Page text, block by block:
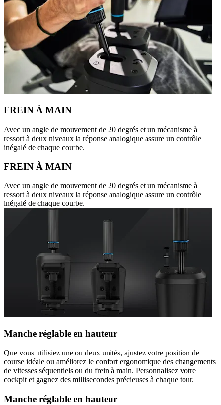
FREIN À MAIN
Avec un angle de mouvement de 20 degrés et un mécanisme à
ressort à deux niveaux la réponse analogique assure un contrôle
inégalé de chaque courbe.
FREIN À MAIN
Avec un angle de mouvement de 20 degrés et un mécanisme à
ressort à deux niveaux la réponse analogique assure un contrôle
inégalé de chaque courbe.
Manche réglable en hauteur
Que vous utilisiez une ou deux unités, ajustez votre position de
course idéale ou améliorez le confort ergonomique des changements
de vitesses séquentiels ou du frein à main. Personnalisez votre
cockpit et gagnez des millisecondes précieuses à chaque tour.
Manche réglable en hauteur